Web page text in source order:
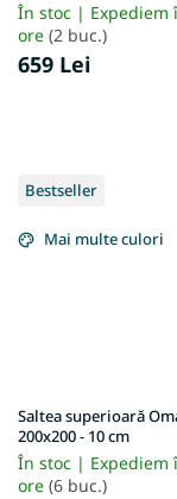
În stoc | Expediem
ore (2 buc.)
659 Lei
Bestseller
Mai multe culori
Saltea superioară
200x200 - 10 cm
În stoc | Expediem
ore (6 buc.)